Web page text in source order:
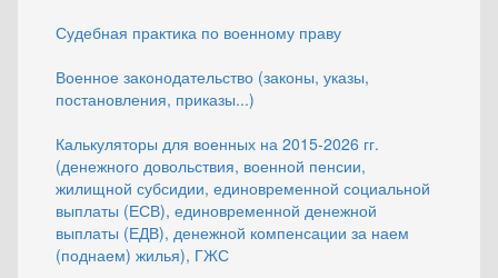
Судебная практика по военному праву
Военное законодательство (законы, указы,
постановления, приказы...)
Калькуляторы для военных на 2015-2026 гг.
(денежного довольствия, военной пенсии,
жилищной субсидии, единовременной социальной
выплаты (ЕСВ), единовременной денежной
выплаты (ЕДВ), денежной компенсации за наем
(поднаем) жилья), ГЖС